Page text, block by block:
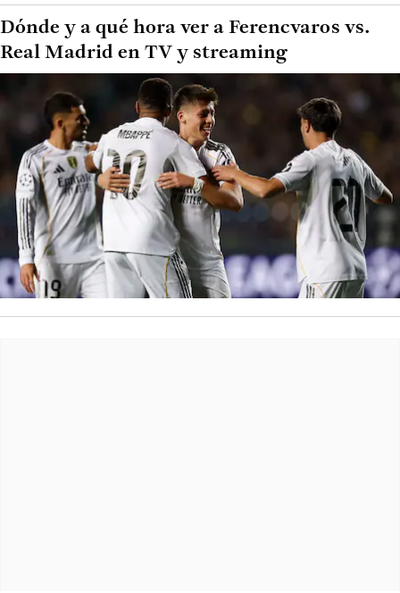
Dónde y a qué hora ver a Ferencvaros vs.
Real Madrid en TV y streaming